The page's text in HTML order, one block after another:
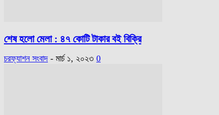
শেষ হলো মেলা : ৪৭ কোটি টাকার বই বিক্রি
চরফ্যাশন সংবাদ - মার্চ ১, ২০২৩ 0